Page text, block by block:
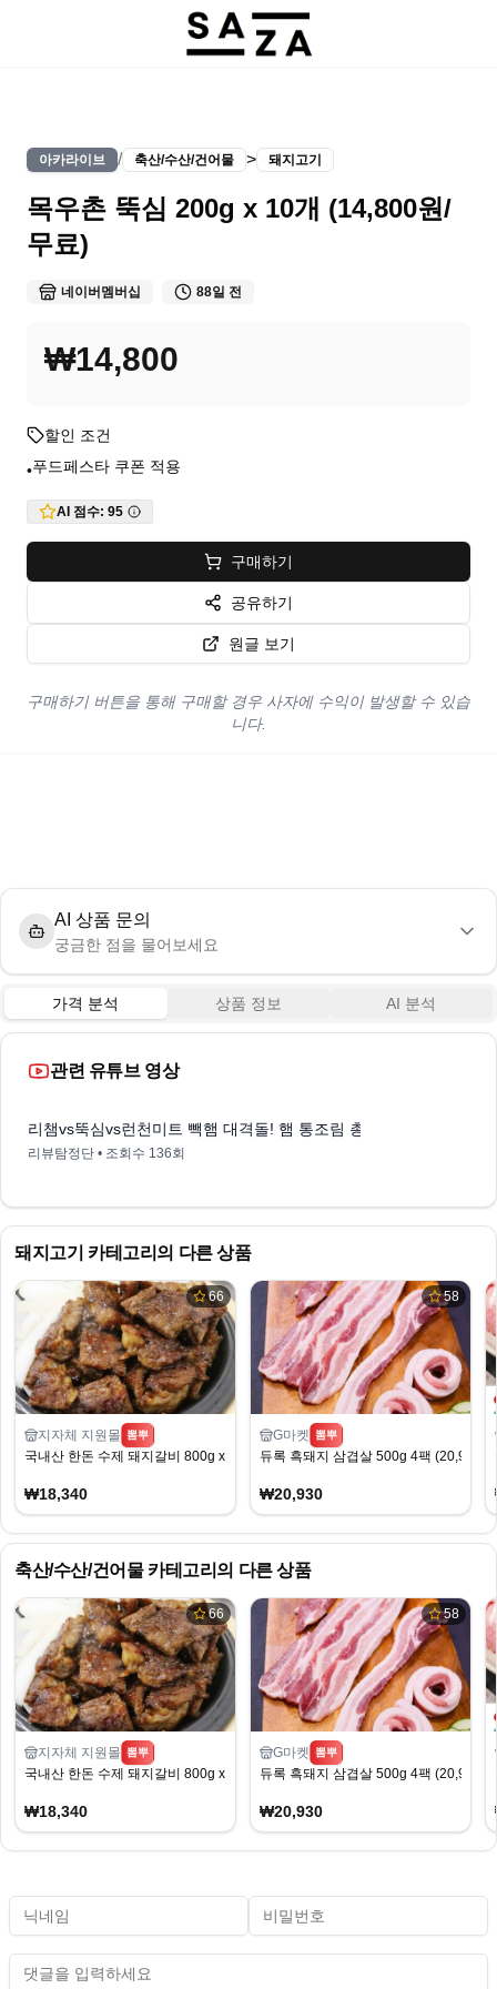
아카라이브 / 축산/수산/건어물 > 돼지고기
목우촌 뚝심 200g x 10개 (14,800원/
무료)
네이버멤버십 88일 전
₩14,800
할인 조건
•푸드페스타 쿠폰 적용
AI 점수: 95
구매하기
공유하기
원글 보기
구매하기 버튼을 통해 구매할 경우 사자에 수익이 발생할 수 있습
니다.
AI 상품 문의
궁금한 점을 물어보세요
가격 분석 상품 정보 AI 분석
관련 유튜브 영상
리챔vs뚝심vs런천미트 빽햄 대격돌! 햄 통조림 총집합 비교분석
리뷰탐정단 • 조회수 136회
돼지고기 카테고리의 다른 상품
66
지자체 지원몰 뽐뿌
국내산 한돈 수제 돼지갈비 800g x 2팩
₩18,340
58
G마켓 뽐뿌
듀록 흑돼지 삼겹살 500g 4팩 (20,930
₩20,930
축산/수산/건어물카테고리의 다른 상품
66
지자체 지원몰 뽐뿌
국내산 한돈 수제 돼지갈비 800g x 2팩
₩18,340
58
G마켓 뽐뿌
듀록 흑돼지 삼겹살 500g 4팩 (20,930
₩20,930